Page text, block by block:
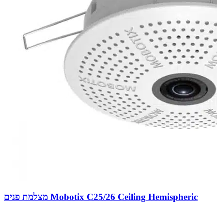
מצלמת פנים Mobotix C25/26 Ceiling Hemispheric